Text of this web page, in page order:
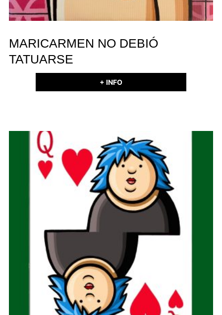
MARICARMEN NO DEBIÓ
TATUARSE
+ INFO